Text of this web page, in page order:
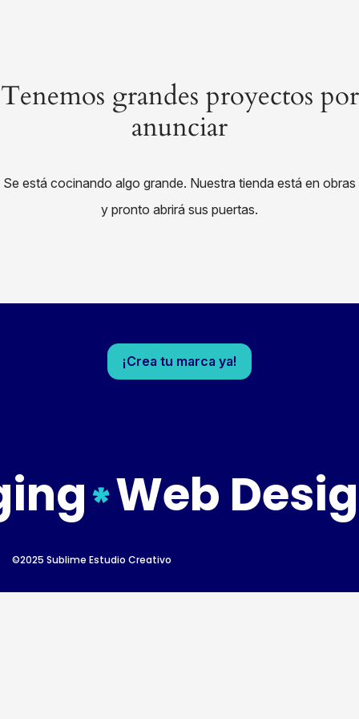
Tenemos grandes proyectos por
anunciar
Se está cocinando algo grande. Nuestra tienda está en obras
y pronto abrirá sus puertas.
¡Crea tu marca ya!
Web
©2025 Sublime Estudio Creativo